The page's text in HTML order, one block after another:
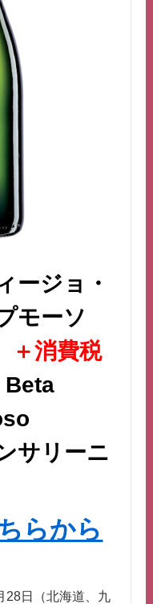
ージョ・
モーソ
＋消費税
サリーニ
らから
28日（北海道、九